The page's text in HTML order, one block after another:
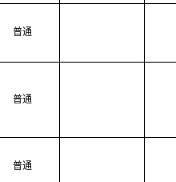
普通
普通
普通